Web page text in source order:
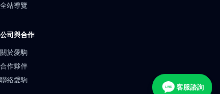
全站導覽
公司與合作
關於愛駒
合作夥伴
聯絡愛駒
LINE 客服諮詢